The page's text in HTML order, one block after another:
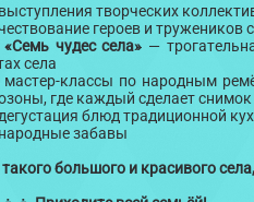
творческих
героев и тружеников
«Семь чудес села» —
села
мастер-классы по народным
где каждый сделает
блюд традиционной
народные забавы
большого и красивого